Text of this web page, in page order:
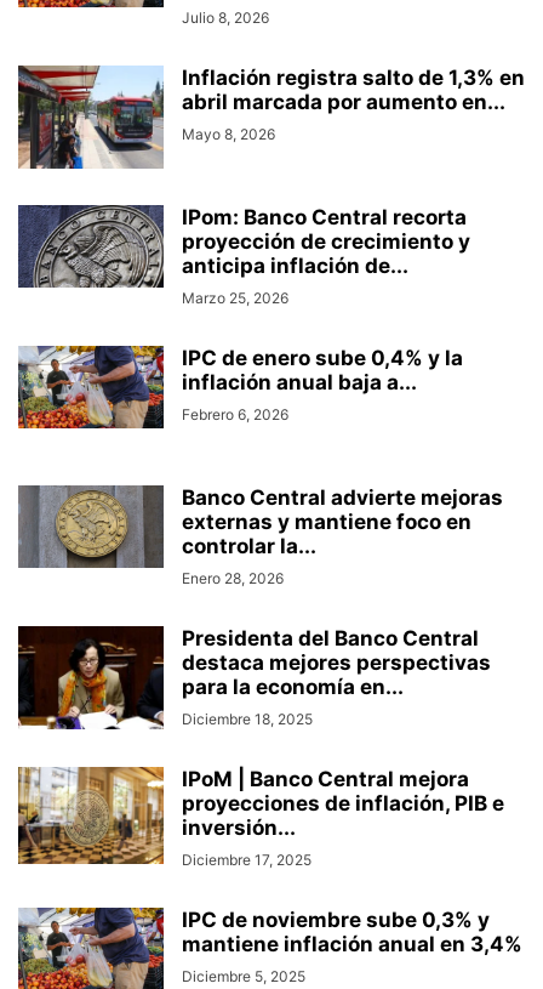
Julio 8, 2026
Inflación registra salto de 1,3% en
abril marcada por aumento en...
Mayo 8, 2026
IPom: Banco Central recorta
proyección de crecimiento y
anticipa inflación de...
Marzo 25, 2026
IPC de enero sube 0,4% y la
inflación anual baja a...
Febrero 6, 2026
Banco Central advierte mejoras
externas y mantiene foco en
controlar la...
Enero 28, 2026
Presidenta del Banco Central
destaca mejores perspectivas
para la economía en...
Diciembre 18, 2025
IPoM | Banco Central mejora
proyecciones de inflación, PIB e
inversión...
Diciembre 17, 2025
IPC de noviembre sube 0,3% y
mantiene inflación anual en 3,4%
Diciembre 5, 2025